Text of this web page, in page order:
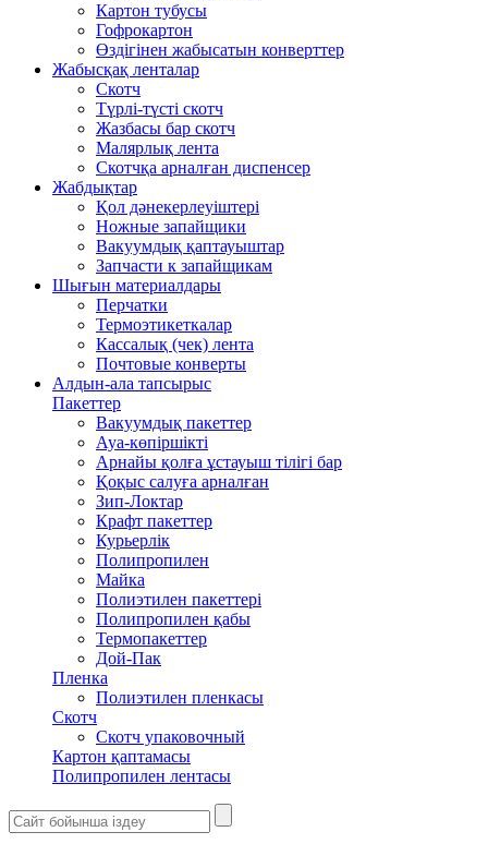
Картон тубусы
Гофрокартон
Өздігінен жабысатын конверттер
Жабысқақ ленталар
Скотч
Түрлі-түсті скотч
Жазбасы бар скотч
Малярлық лента
Скотчқа арналған диспенсер
Жабдықтар
Қол дәнекерлеуіштері
Ножные запайщики
Вакуумдық қаптауыштар
Запчасти к запайщикам
Шығын материалдары
Перчатки
Термоэтикеткалар
Кассалық (чек) лента
Почтовые конверты
Алдын-ала тапсырыс
Пакеттер
Вакуумдық пакеттер
Ауа-көпіршікті
Арнайы қолға ұстауыш тілігі бар
Қоқыс салуға арналған
Зип-Локтар
Крафт пакеттер
Курьерлік
Полипропилен
Майка
Полиэтилен пакеттері
Полипропилен қабы
Термопакеттер
Дой-Пак
Пленка
Полиэтилен пленкасы
Скотч
Скотч упаковочный
Картон қаптамасы
Полипропилен лентасы